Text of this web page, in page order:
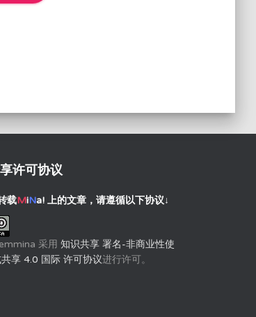
许可协议
载MiNa! 上的文章，请遵循以下协议↓
采用 知识共享 署名-非商业性使
享 4.0 国际 许可协议进行许可。